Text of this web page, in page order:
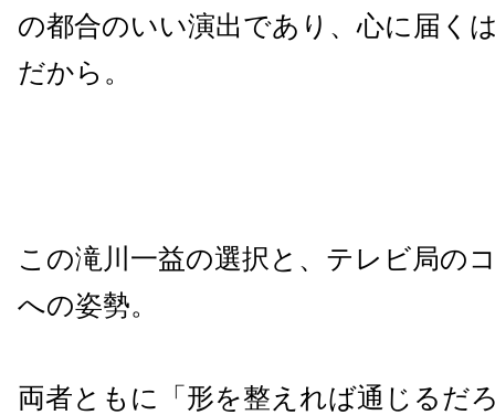
の都合のいい演出であり、心に届く
だから。
この滝川一益の選択と、テレビ局の
への姿勢。
両者ともに「形を整えれば通じるだ